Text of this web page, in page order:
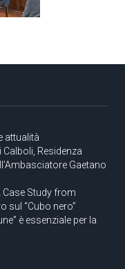
attualità
Residenza
Gaetano
Case Study from
sul “Cubo nero”
è essenziale per la